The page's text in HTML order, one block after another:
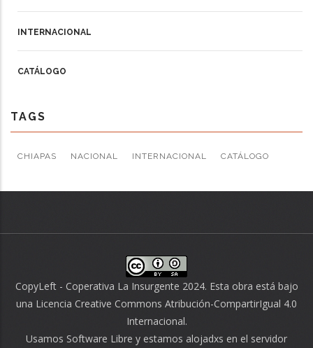
INTERNACIONAL
CATÁLOGO
TAGS
CHIAPAS NACIONAL INTERNACIONAL CATÁLOGO
CopyLeft - Coperativa La Insurgente 2024. Esta obra está bajo
una Licencia Creative Commons Atribución-CompartirIgual 4.0
Internacional.
Usamos Software Libre y estamos alojadxs en el servidor